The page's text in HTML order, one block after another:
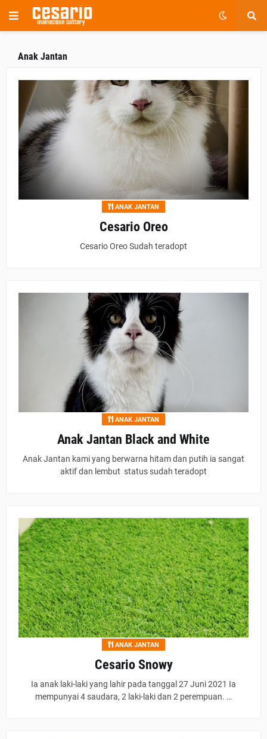
Anak Jantan
ANAK JANTAN
Cesario Oreo
Cesario Oreo Sudah teradopt
ANAK JANTAN
Anak Jantan Black and White
Anak Jantan kami yang berwarna hitam dan putih ia sangat
aktif dan lembut status sudah teradopt
ANAK JANTAN
Cesario Snowy
Ia anak laki-laki yang lahir pada tanggal 27 Juni 2021 Ia
mempunyai 4 saudara, 2 laki-laki dan 2 perempuan. …